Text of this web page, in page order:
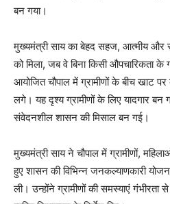
बन गया।
मुख्यमंत्री साय का बेहद सहज, आत्मीय और
को मिला, जब वे बिना किसी औपचारिकता
आयोजित चौपाल में ग्रामीणों के बीच खाट
लगे। यह दृश्य ग्रामीणों के लिए यादगार बन
संवेदनशील शासन की मिसाल बन गई।
मुख्यमंत्री साय ने चौपाल में ग्रामीणों,
हुए शासन की विभिन्न जनकल्याणकारी
ली। उन्होंने ग्रामीणों की समस्याएं